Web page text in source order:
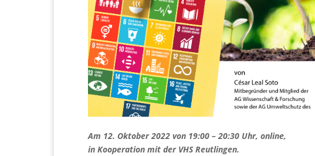
Am 12. Oktober 2022 von 19:00 – 20:30 Uhr, online,
in Kooperation mit der VHS Reutlingen.